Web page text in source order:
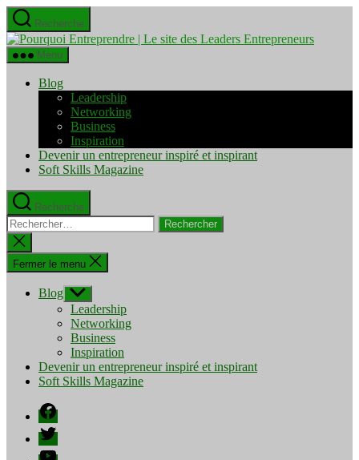
Aller
au
contenu
Recherche
Pourquoi
Menu
Blog
Leadership
Networking
Business
Inspiration
Devenir un entrepreneur inspiré et inspirant
Soft Skills Magazine
Recherche
Rechercher :
Fermer
la
recherche
Fermer le menu
Blog Afficher
le
sous-
menu
Leadership
Networking
Business
Inspiration
Devenir un entrepreneur inspiré et inspirant
Soft Skills Magazine
Facebook
Twitter
YouTube